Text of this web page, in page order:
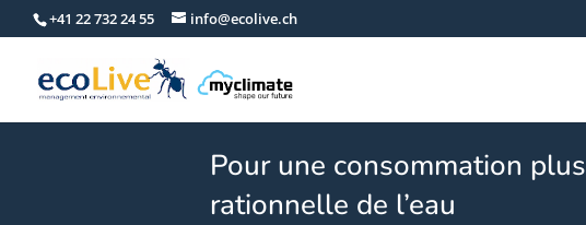
+41 22 732 24 55 info@ecolive.ch
Pour une consommation plus
rationnelle de l’eau